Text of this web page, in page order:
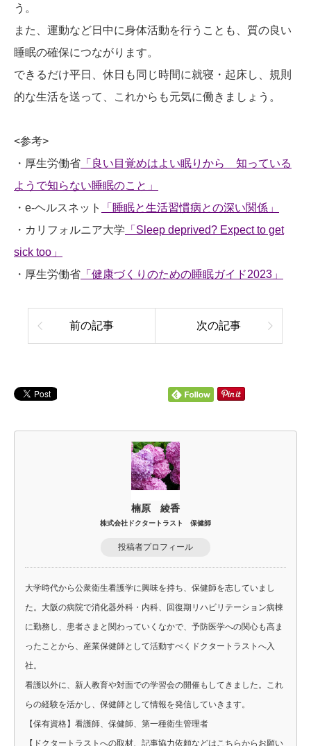
う。
また、運動など日中に身体活動を行うことも、質の良い
睡眠の確保につながります。
できるだけ平日、休日も同じ時間に就寝・起床し、規則
的な生活を送って、これからも元気に働きましょう。
<参考>
・厚生労働省 「良い目覚めはよい眠りから 知っている
ようで知らない睡眠のこと」
・e-ヘルスネット
「睡眠と生活習慣病との深い関係」
・カリフォルニア大学 「Sleep deprived? Expect to get
sick too」
・厚生労働省 「健康づくりのための睡眠ガイド2023」
前の記事 次の記事
楠原 綾香
株式会社ドクタートラスト 保健師
投稿者プロフィール
大学時代から公衆衛生看護学に興味を持ち、保健師を志していまし
た。大阪の病院で消化器外科・内科、回復期リハビリテーション病棟
に勤務し、患者さまと関わっていくなかで、予防医学への関心も高ま
ったことから、産業保健師として活動すべくドクタートラストへ入
社。
看護以外に、新人教育や対面での学習会の開催もしてきました。これ
らの経験を活かし、保健師として情報を発信していきます。
【保有資格】看護師、保健師、第一種衛生管理者
【ドクタートラストへの取材、記事協力依頼などはこちらからお願い